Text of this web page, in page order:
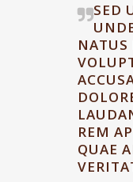
SED
NATUS
REM
QUAE